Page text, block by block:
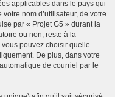
applicables dans le pays qui
nom d’utilisateur, de votre
par « Projet G5 » durant la
ou non, reste à la
pouvez choisir quelle
De plus, dans votre
de courriel par le